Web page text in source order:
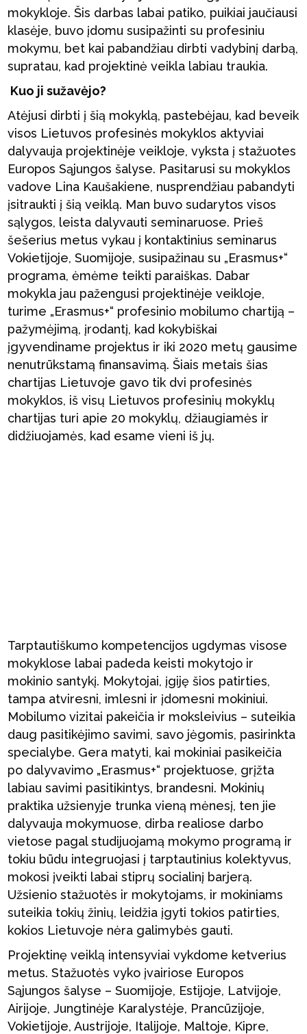
mokykloje. Šis darbas labai patiko, puikiai jaučiausi
klasėje, buvo įdomu susipažinti su profesiniu
mokymu, bet kai pabandžiau dirbti vadybinį darbą,
supratau, kad projektinė veikla labiau traukia.
Kuo ji sužavėjo?
Atėjusi dirbti į šią mokyklą, pastebėjau, kad beveik
visos Lietuvos profesinės mokyklos aktyviai
dalyvauja projektinėje veikloje, vyksta į stažuotes
Europos Sąjungos šalyse. Pasitarusi su mokyklos
vadove Lina Kaušakiene, nusprendžiau pabandyti
įsitraukti į šią veiklą. Man buvo sudarytos visos
sąlygos, leista dalyvauti seminaruose. Prieš
šešerius metus vykau į kontaktinius seminarus
Vokietijoje, Suomijoje, susipažinau su „Erasmus+“
programa, ėmėme teikti paraiškas. Dabar
mokykla jau pažengusi projektinėje veikloje,
turime „Erasmus+“ profesinio mobilumo chartiją –
pažymėjimą, įrodantį, kad kokybiškai
įgyvendiname projektus ir iki 2020 metų gausime
nenutrūkstamą finansavimą. Šiais metais šias
chartijas Lietuvoje gavo tik dvi profesinės
mokyklos, iš visų Lietuvos profesinių mokyklų
chartijas turi apie 20 mokyklų, džiaugiamės ir
didžiuojamės, kad esame vieni iš jų.
Tarptautiškumo kompetencijos ugdymas visose
mokyklose labai padeda keisti mokytojo ir
mokinio santykį. Mokytojai, įgiję šios patirties,
tampa atviresni, imlesni ir įdomesni mokiniui.
Mobilumo vizitai pakeičia ir moksleivius – suteikia
daug pasitikėjimo savimi, savo jėgomis, pasirinkta
specialybe. Gera matyti, kai mokiniai pasikeičia
po dalyvavimo „Erasmus+“ projektuose, grįžta
labiau savimi pasitikintys, brandesni. Mokinių
praktika užsienyje trunka vieną mėnesį, ten jie
dalyvauja mokymuose, dirba realiose darbo
vietose pagal studijuojamą mokymo programą ir
tokiu būdu integruojasi į tarptautinius kolektyvus,
mokosi įveikti labai stiprų socialinį barjerą.
Užsienio stažuotės ir mokytojams, ir mokiniams
suteikia tokių žinių, leidžia įgyti tokios patirties,
kokios Lietuvoje nėra galimybės gauti.
Projektinę veiklą intensyviai vykdome ketverius
metus. Stažuotės vyko įvairiose Europos
Sąjungos šalyse – Suomijoje, Estijoje, Latvijoje,
Airijoje, Jungtinėje Karalystėje, Prancūzijoje,
Vokietijoje, Austrijoje, Italijoje, Maltoje, Kipre,